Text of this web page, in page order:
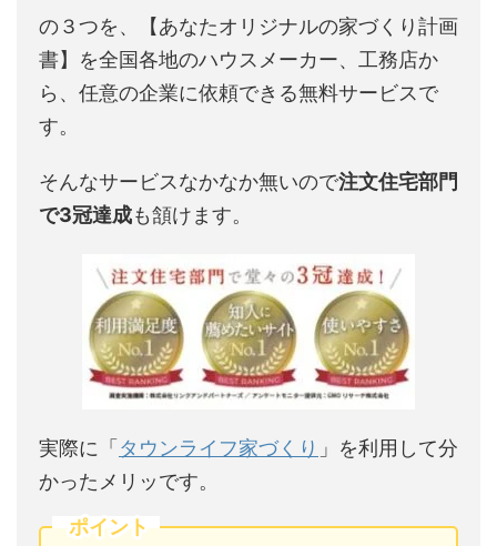
の３つを、【あなたオリジナルの家づくり計画
書】を全国各地のハウスメーカー、工務店か
ら、任意の企業に依頼できる無料サービスで
す。
そんなサービスなかなか無いので注文住宅部門
で3冠達成も頷けます。
実際に「タウンライフ家づくり 」を利用して分
かったメリッです。
ポイント